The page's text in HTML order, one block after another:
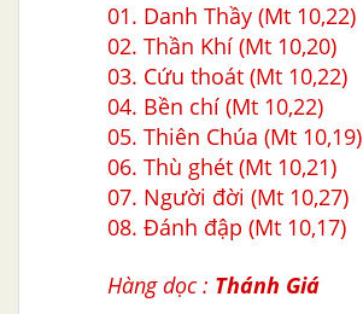
01. Danh Thầy (Mt 10,22)
02. Thần Khí (Mt 10,20)
03. Cứu thoát (Mt 10,22)
04. Bền chí (Mt 10,22)
05. Thiên Chúa (Mt 10,19)
06. Thù ghét (Mt 10,21)
07. Người đời (Mt 10,27)
08. Đánh đập (Mt 10,17)
Hàng dọc : Thánh Giá